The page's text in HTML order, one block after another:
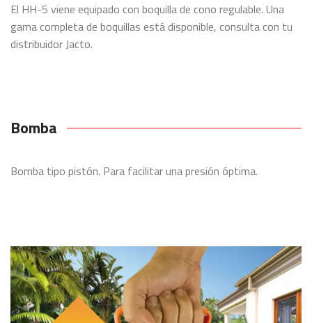
El HH-5 viene equipado con boquilla de cono regulable. Una
gama completa de boquillas está disponible, consulta con tu
distribuidor Jacto.
Bomba
Bomba tipo pistón. Para facilitar una presión óptima.